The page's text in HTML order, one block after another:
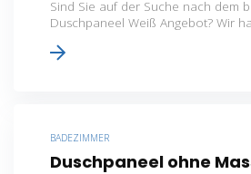
Sind Sie auf der Suche nach dem
Duschpaneel Weiß Angebot? Wir
BADEZIMMER
Duschpaneel ohne